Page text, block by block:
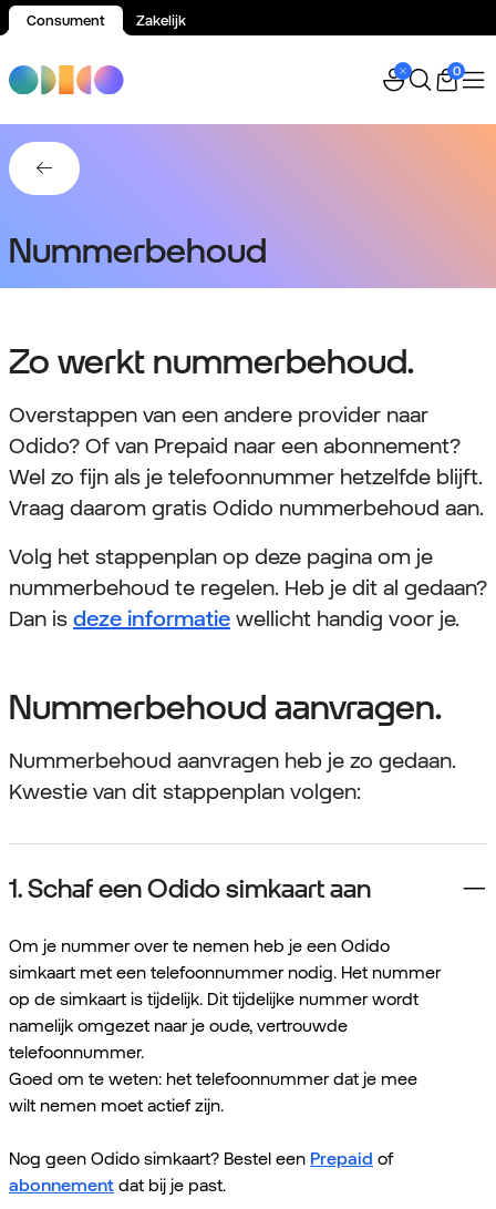
Consument Zakelijk
0
Terug naar Overstappen
Nummerbehoud
Zo werkt nummerbehoud.
Overstappen van een andere provider naar
Odido? Of van Prepaid naar een abonnement?
Wel zo fijn als je telefoonnummer hetzelfde blijft.
Vraag daarom gratis Odido nummerbehoud aan.
Volg het stappenplan op deze pagina om je
nummerbehoud te regelen. Heb je dit al gedaan?
Dan is deze informatie wellicht handig voor je.
Nummerbehoud aanvragen.
Nummerbehoud aanvragen heb je zo gedaan.
Kwestie van dit stappenplan volgen:
1. Schaf een Odido simkaart aan
Om je nummer over te nemen heb je een Odido
simkaart met een telefoonnummer nodig. Het nummer
op de simkaart is tijdelijk. Dit tijdelijke nummer wordt
namelijk omgezet naar je oude, vertrouwde
telefoonnummer.
Goed om te weten: het telefoonnummer dat je mee
wilt nemen moet actief zijn.
Nog geen Odido simkaart? Bestel een Prepaid of
abonnement dat bij je past.